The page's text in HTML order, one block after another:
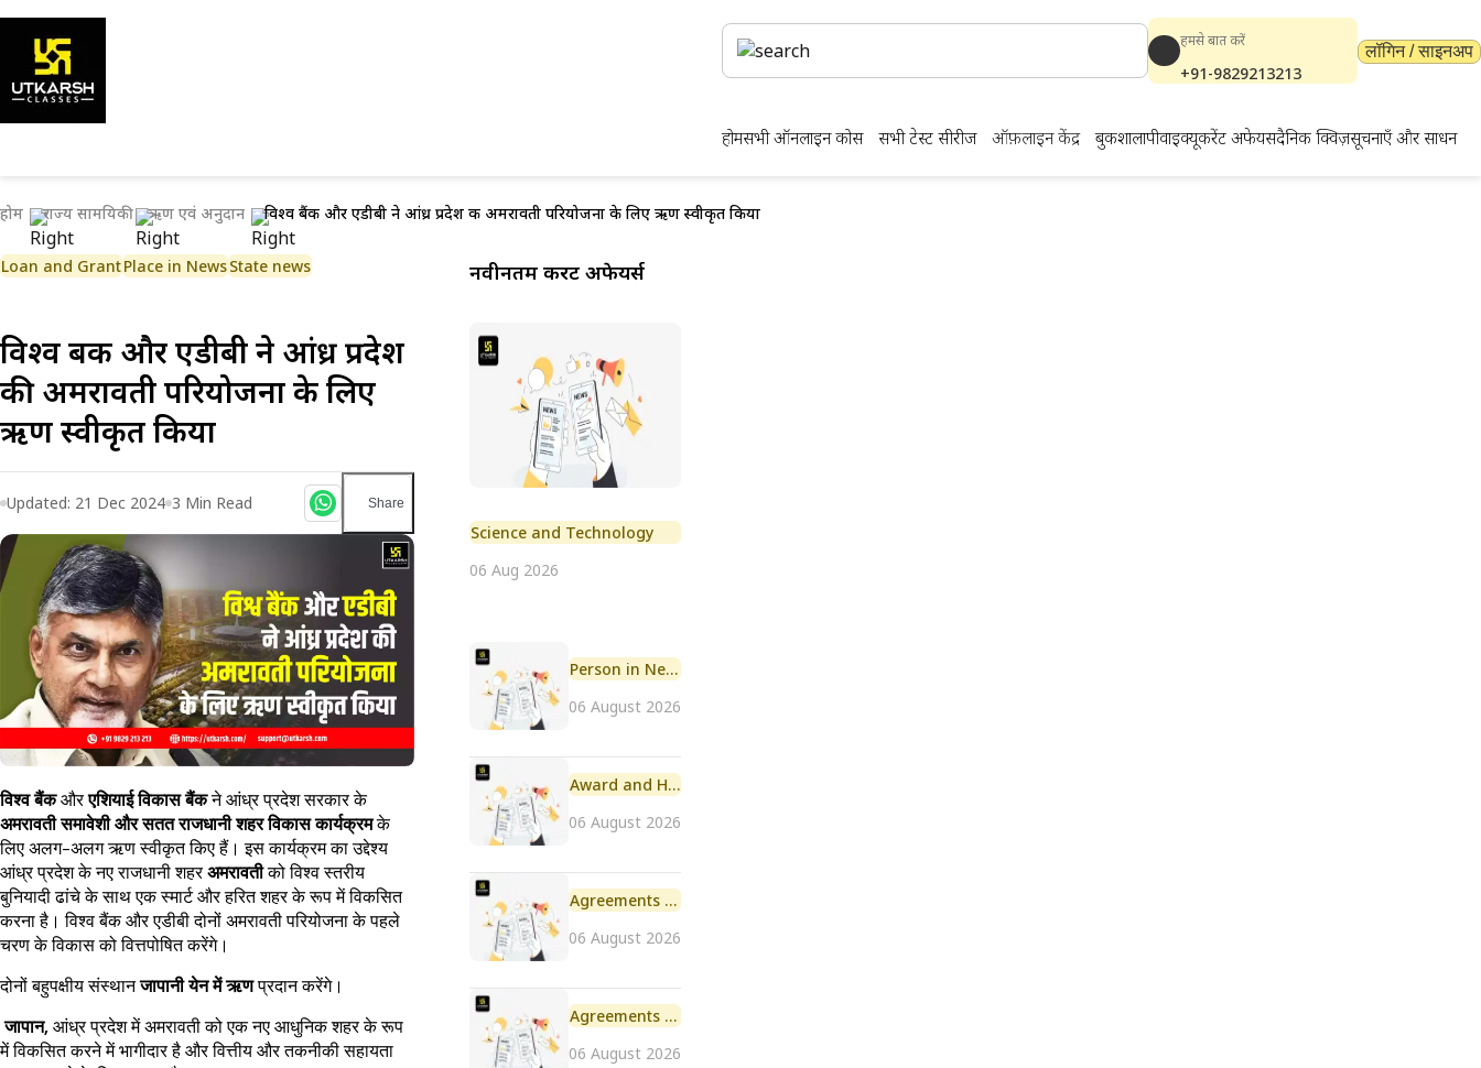
हमसे बात करें
+91-9829213213
लॉगिन / साइनअप
होमसभी ऑनलाइन कोर्स सभी टेस्ट सीरीज ऑफ़लाइन केंद्र बुकशालापीवाईक्यूकरेंट अफेयर्सदैनिक क्विज़सूचनाएँ और साधन
होम राज्य सामयिकी ऋण एवं अनुदान विश्व बैंक और एडीबी ने आंध्र प्रदेश की अमरावती परियोजना के लिए ऋण स्वीकृत किया
Loan and GrantPlace in NewsState news
विश्व बैंक और एडीबी ने आंध्र प्रदेश
की अमरावती परियोजना के लिए
ऋण स्वीकृत किया
Updated: 21 Dec 2024 3 Min Read Share
विश्व बैंकऔरएशियाई विकास बैंकने आंध्र प्रदेश सरकार के
अमरावती समावेशी और सतत राजधानी शहर विकास कार्यक्रमके
लिए अलग-अलग ऋण स्वीकृत किए हैं। इस कार्यक्रम का उद्देश्य
आंध्र प्रदेश के नए राजधानी शहरअमरावतीको विश्व स्तरीय
बुनियादी ढांचे के साथ एक स्मार्ट और हरित शहर के रूप में विकसित
करना है। विश्व बैंक और एडीबी दोनों अमरावती परियोजना के पहले
चरण के विकास को वित्तपोषित करेंगे।
दोनों बहुपक्षीय संस्थानजापानी येन में ऋणप्रदान करेंगे।
जापान,आंध्र प्रदेश में अमरावती को एक नए आधुनिक शहर के रूप
में विकसित करने में भागीदार है और वित्तीय और तकनीकी सहायता
नवीनतम करेंट अफेयर्स
Science and Technology
06 Aug 2026
Person in News
06 August 2026
Award and Honour
06 August 2026
Agreements and MoU
06 August 2026
Agreements and MoU
06 August 2026